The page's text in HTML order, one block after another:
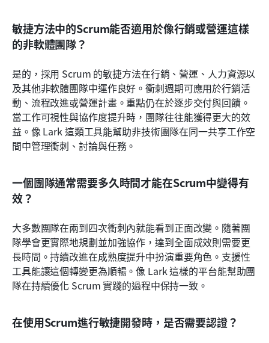
敏捷方法中的Scrum能否適用於像行銷或營運這樣
的非軟體團隊？
是的，採用 Scrum 的敏捷方法在行銷、營運、人力資源以
及其他非軟體團隊中運作良好。衝刺週期可應用於行銷活
動、流程改進或營運計畫。重點仍在於逐步交付與回饋。
當工作可視性與協作度提升時，團隊往往能獲得更大的效
益。像 Lark 這類工具能幫助非技術團隊在同一共享工作空
間中管理衝刺、討論與任務。
一個團隊通常需要多久時間才能在Scrum中變得有
效？
大多數團隊在兩到四次衝刺內就能看到正面改變。隨著團
隊學會更實際地規劃並加強協作，達到全面成效則需要更
長時間。持續改進在成熟度提升中扮演重要角色。支援性
工具能讓這個轉變更為順暢。像 Lark 這樣的平台能幫助團
隊在持續優化 Scrum 實踐的過程中保持一致。
在使用Scrum進行敏捷開發時，是否需要認證？